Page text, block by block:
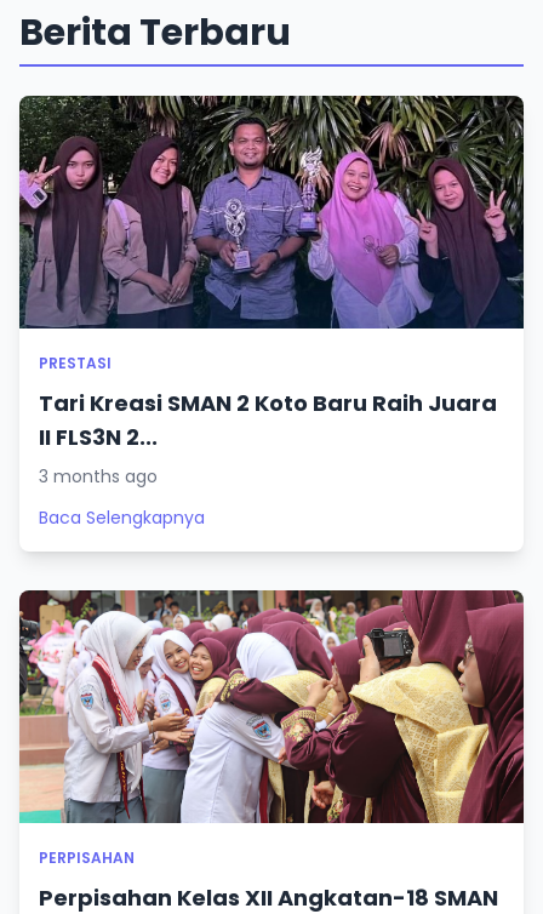
Berita Terbaru
PRESTASI
Tari Kreasi SMAN 2 Koto Baru Raih Juara
II FLS3N 2...
3 months ago
Baca Selengkapnya
PERPISAHAN
Perpisahan Kelas XII Angkatan-18 SMAN